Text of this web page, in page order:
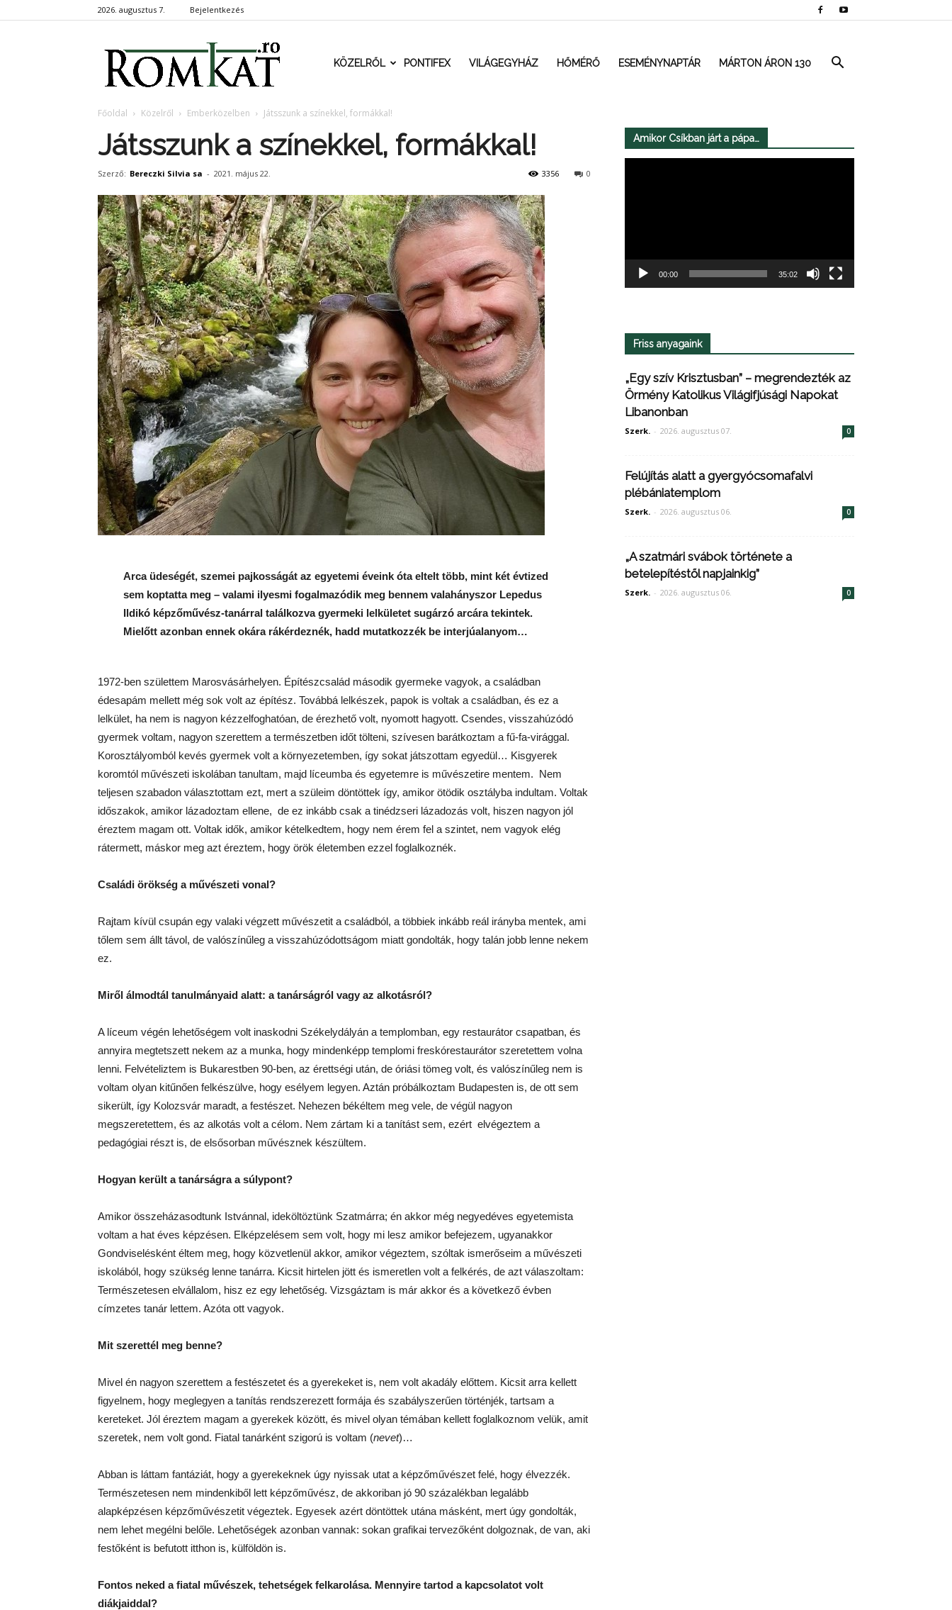
2026. augusztus 7. Bejelentkezés
RomKat.roKÖZELRŐL PONTIFEX VILÁGEGYHÁZ HŐMÉRŐ ESEMÉNYNAPTÁR MÁRTON ÁRON 130
Főoldal Közelről Emberközelben Játsszunk a színekkel, formákkal!
Játsszunk a színekkel, formákkal!
Szerző: Bereczki Silvia sa - 2021. május 22. 0
3356
Arca üdeségét, szemei pajkosságát az egyetemi éveink óta eltelt több, mint két évtized
sem koptatta meg – valami ilyesmi fogalmazódik meg bennem valahányszor Lepedus
Ildikó képzőművész-tanárral találkozva gyermeki lelkületet sugárzó arcára tekintek.
Mielőtt azonban ennek okára rákérdeznék, hadd mutatkozzék be interjúalanyom…
1972-ben születtem Marosvásárhelyen. Építészcsalád második gyermeke vagyok, a családban
édesapám mellett még sok volt az építész. Továbbá lelkészek, papok is voltak a családban, és ez a
lelkület, ha nem is nagyon kézzelfoghatóan, de érezhető volt, nyomott hagyott. Csendes, visszahúzódó
gyermek voltam, nagyon szerettem a természetben időt tölteni, szívesen barátkoztam a fű-fa-virággal.
Korosztályomból kevés gyermek volt a környezetemben, így sokat játszottam egyedül… Kisgyerek
koromtól művészeti iskolában tanultam, majd líceumba és egyetemre is művészetire mentem. Nem
teljesen szabadon választottam ezt, mert a szüleim döntöttek így, amikor ötödik osztályba indultam. Voltak
időszakok, amikor lázadoztam ellene, de ez inkább csak a tinédzseri lázadozás volt, hiszen nagyon jól
éreztem magam ott. Voltak idők, amikor kételkedtem, hogy nem érem fel a szintet, nem vagyok elég
rátermett, máskor meg azt éreztem, hogy örök életemben ezzel foglalkoznék.
Családi örökség a művészeti vonal?
Rajtam kívül csupán egy valaki végzett művészetit a családból, a többiek inkább reál irányba mentek, ami
tőlem sem állt távol, de valószínűleg a visszahúzódottságom miatt gondolták, hogy talán jobb lenne nekem
ez.
Miről álmodtál tanulmányaid alatt: a tanárságról vagy az alkotásról?
A líceum végén lehetőségem volt inaskodni Székelydályán a templomban, egy restaurátor csapatban, és
annyira megtetszett nekem az a munka, hogy mindenképp templomi freskórestaurátor szeretettem volna
lenni. Felvételiztem is Bukarestben 90-ben, az érettségi után, de óriási tömeg volt, és valószínűleg nem is
voltam olyan kitűnően felkészülve, hogy esélyem legyen. Aztán próbálkoztam Budapesten is, de ott sem
sikerült, így Kolozsvár maradt, a festészet. Nehezen békéltem meg vele, de végül nagyon
megszeretettem, és az alkotás volt a célom. Nem zártam ki a tanítást sem, ezért elvégeztem a
pedagógiai részt is, de elsősorban művésznek készültem.
Hogyan került a tanárságra a súlypont?
Amikor összeházasodtunk Istvánnal, ideköltöztünk Szatmárra; én akkor még negyedéves egyetemista
voltam a hat éves képzésen. Elképzelésem sem volt, hogy mi lesz amikor befejezem, ugyanakkor
Gondviselésként éltem meg, hogy közvetlenül akkor, amikor végeztem, szóltak ismerőseim a művészeti
iskolából, hogy szükség lenne tanárra. Kicsit hirtelen jött és ismeretlen volt a felkérés, de azt válaszoltam:
Természetesen elvállalom, hisz ez egy lehetőség. Vizsgáztam is már akkor és a következő évben
címzetes tanár lettem. Azóta ott vagyok.
Mit szerettél meg benne?
Mivel én nagyon szerettem a festészetet és a gyerekeket is, nem volt akadály előttem. Kicsit arra kellett
figyelnem, hogy meglegyen a tanítás rendszerezett formája és szabályszerűen történjék, tartsam a
kereteket. Jól éreztem magam a gyerekek között, és mivel olyan témában kellett foglalkoznom velük, amit
szeretek, nem volt gond. Fiatal tanárként szigorú is voltam (nevet)…
Abban is láttam fantáziát, hogy a gyerekeknek úgy nyissak utat a képzőművészet felé, hogy élvezzék.
Természetesen nem mindenkiből lett képzőművész, de akkoriban jó 90 százalékban legalább
alapképzésen képzőművészetit végeztek. Egyesek azért döntöttek utána másként, mert úgy gondolták,
nem lehet megélni belőle. Lehetőségek azonban vannak: sokan grafikai tervezőként dolgoznak, de van, aki
festőként is befutott itthon is, külföldön is.
Fontos neked a fiatal művészek, tehetségek felkarolása. Mennyire tartod a kapcsolatot volt
diákjaiddal?
Amikor Csíkban járt a pápa…
00:00 35:02
Friss anyagaink
„Egy szív Krisztusban” – megrendezték az
Örmény Katolikus Világifjúsági Napokat
Libanonban
Szerk. - 2026. augusztus 07. 0
Felújítás alatt a gyergyócsomafalvi
plébániatemplom
Szerk. - 2026. augusztus 06. 0
„A szatmári svábok története a
betelepítéstől napjainkig”
Szerk. - 2026. augusztus 06. 0